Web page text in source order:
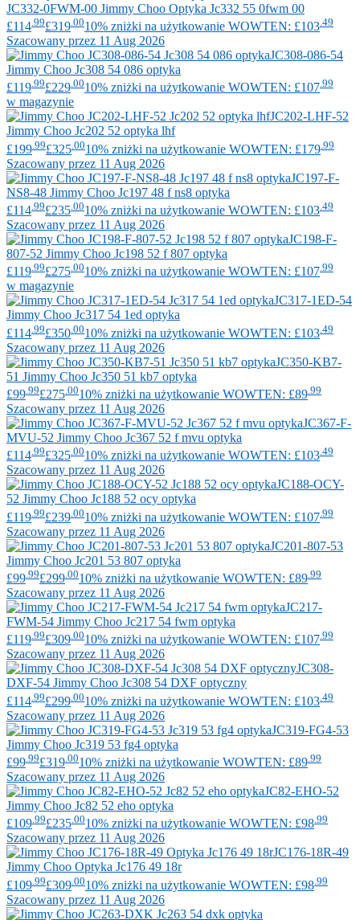
JC332-0FWM-00 Jimmy Choo Optyka Jc332 55 0fwm 00
£114 .99£319 .0010% zniżki na użytkowanie WOWTEN: £103 .49
Szacowany przez 11 Aug 2026
JC308-086-54
Jimmy Choo Jc308 54 086 optyka
£119 .99£229 .0010% zniżki na użytkowanie WOWTEN: £107 .99
w magazynie
JC202-LHF-52
Jimmy Choo Jc202 52 optyka lhf
£199 .99£325 .0010% zniżki na użytkowanie WOWTEN: £179 .99
Szacowany przez 11 Aug 2026
JC197-F-
NS8-48 Jimmy Choo Jc197 48 f ns8 optyka
£114 .99£235 .0010% zniżki na użytkowanie WOWTEN: £103 .49
Szacowany przez 11 Aug 2026
JC198-F-
807-52 Jimmy Choo Jc198 52 f 807 optyka
£119 .99£275 .0010% zniżki na użytkowanie WOWTEN: £107 .99
w magazynie
JC317-1ED-54
Jimmy Choo Jc317 54 1ed optyka
£114 .99£350 .0010% zniżki na użytkowanie WOWTEN: £103 .49
Szacowany przez 11 Aug 2026
JC350-KB7-
51 Jimmy Choo Jc350 51 kb7 optyka
£99 .99£275 .0010% zniżki na użytkowanie WOWTEN: £89 .99
Szacowany przez 11 Aug 2026
JC367-F-
MVU-52 Jimmy Choo Jc367 52 f mvu optyka
£114 .99£325 .0010% zniżki na użytkowanie WOWTEN: £103 .49
Szacowany przez 11 Aug 2026
JC188-OCY-
52 Jimmy Choo Jc188 52 ocy optyka
£119 .99£239 .0010% zniżki na użytkowanie WOWTEN: £107 .99
Szacowany przez 11 Aug 2026
JC201-807-53
Jimmy Choo Jc201 53 807 optyka
£99 .99£299 .0010% zniżki na użytkowanie WOWTEN: £89 .99
Szacowany przez 11 Aug 2026
JC217-
FWM-54 Jimmy Choo Jc217 54 fwm optyka
£119 .99£309 .0010% zniżki na użytkowanie WOWTEN: £107 .99
Szacowany przez 11 Aug 2026
JC308-
DXF-54 Jimmy Choo Jc308 54 DXF optyczny
£114 .99£299 .0010% zniżki na użytkowanie WOWTEN: £103 .49
Szacowany przez 11 Aug 2026
JC319-FG4-53
Jimmy Choo Jc319 53 fg4 optyka
£99 .99£319 .0010% zniżki na użytkowanie WOWTEN: £89 .99
Szacowany przez 11 Aug 2026
JC82-EHO-52
Jimmy Choo Jc82 52 eho optyka
£109 .99£235 .0010% zniżki na użytkowanie WOWTEN: £98 .99
Szacowany przez 11 Aug 2026
JC176-18R-49
Jimmy Choo Optyka Jc176 49 18r
£109 .99£309 .0010% zniżki na użytkowanie WOWTEN: £98 .99
Szacowany przez 11 Aug 2026